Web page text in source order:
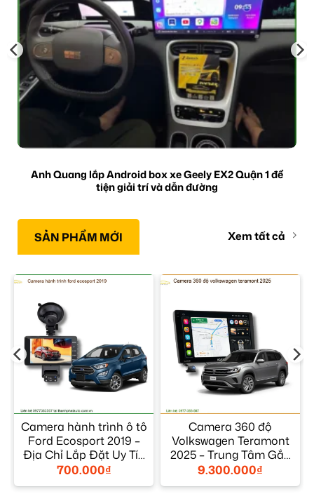
Anh Quang lắp Android box xe Geely EX2 Quận 1 để
tiện giải trí và dẫn đường
SẢN PHẨM MỚI Xem tất cả
Camera hành trình ô tô
Ford Ecosport 2019 –
Địa Chỉ Lắp Đặt Uy Tín
TPHCM
700.000₫
Camera 360 độ
Volkswagen Teramont
2025 – Trung Tâm Gắn
Uy Tín TPHCM
9.300.000₫